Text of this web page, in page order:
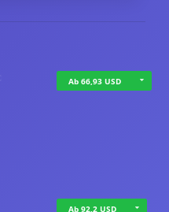
Ab 66,93 USD
Ab 92,2 USD